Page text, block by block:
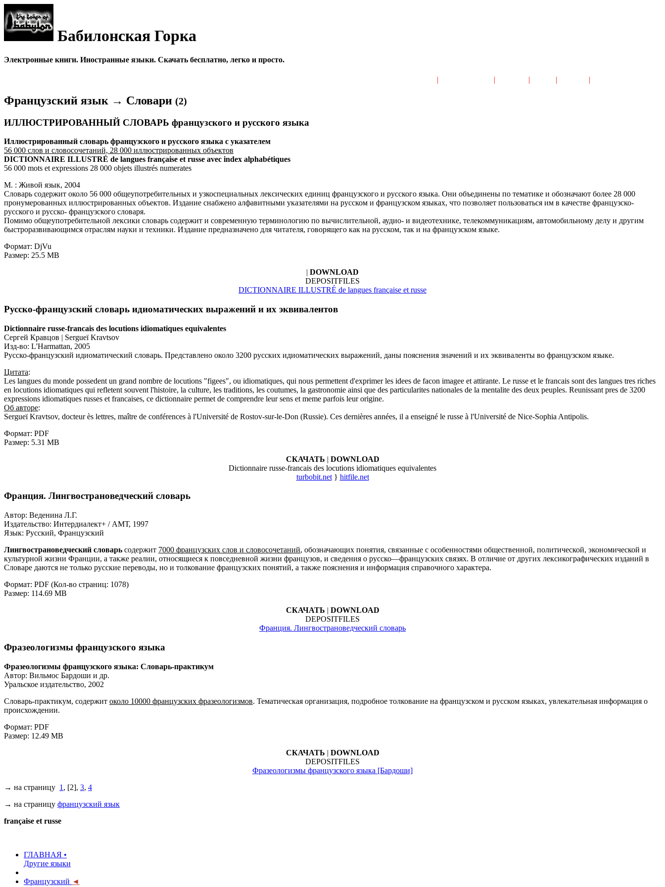
Бабилонская Горка
Электронные книги. Иностранные языки. Скачать бесплатно, легко и просто.
| | | | |
Французский язык → Словари (2)
ИЛЛЮСТРИРОВАННЫЙ СЛОВАРЬ французского и русского языка
Иллюстрированный словарь французского и русского языка c указателем
56 000 слов и словосочетаний, 28 000 иллюстрированных объектов
DICTIONNAIRE ILLUSTRÉ de langues française et russe avec index alphabétiques
56 000 mots et expressions 28 000 objets illustrés numerates
М. : Живой язык, 2004
Словарь содержит около 56 000 общеупотребительных и узкоспециальных лексических единиц французского и русского языка. Они объединены по тематике и обозначают более 28 000
пронумерованных иллюстрированных объектов. Издание снабжено алфавитными указателями на русском и французском языках, что позволяет пользоваться им в качестве французско-
русского и русско- французского словаря.
Помимо общеупотребительной лексики словарь содержит и современную терминологию по вычислительной, аудио- и видеотехнике, телекоммуникациям, автомобильному делу и другим
быстроразвивающимся отраслям науки и техники. Издание предназначено для читателя, говорящего как на русском, так и на французском языке.
Формат: DjVu
Размер: 25.5 MB
| DOWNLOAD
DEPOSITFILES
DICTIONNAIRE ILLUSTRÉ de langues française et russe
Русско-французский словарь идиоматических выражений и их эквивалентов
Dictionnaire russe-francais des locutions idiomatiques equivalentes
Сергей Кравцов | Sergueï Kravtsov
Изд-во: L'Harmattan, 2005
Русско-французский идиоматический словарь. Представлено около 3200 русских идиоматических выражений, даны пояснения значений и их эквиваленты во французском языке.
Цитата:
Les langues du monde possedent un grand nombre de locutions "figees", ou idiomatiques, qui nous permettent d'exprimer les idees de facon imagee et attirante. Le russe et le francais sont des langues tres riches
en locutions idiomatiques qui refletent souvent l'histoire, la culture, les traditions, les coutumes, la gastronomie ainsi que des particularites nationales de la mentalite des deux peuples. Reunissant pres de 3200
expressions idiomatiques russes et francaises, ce dictionnaire permet de comprendre leur sens et meme parfois leur origine.
Об авторе:
Sergueï Kravtsov, docteur ès lettres, maître de conférences à l'Université de Rostov-sur-le-Don (Russie). Ces dernières années, il a enseigné le russe à l'Université de Nice-Sophia Antipolis.
Формат: PDF
Размер: 5.31 MB
СКАЧАТЬ | DOWNLOAD
Dictionnaire russe-francais des locutions idiomatiques equivalentes
turbobit.net} hitfile.net
Франция. Лингвострановедческий словарь
Автор: Веденина Л.Г.
Издательство: Интердиалект+ / АМТ, 1997
Язык: Русский, Французский
Лингвострановедческий словарь содержит 7000 французских слов и словосочетаний, обозначающих понятия, связанные с особенностями общественной, политической, экономической и
культурной жизни Франции, а также реалии, относящиеся к повседневной жизни французов, и сведения о русско—французских связях. В отличие от других лексикографических изданий в
Словаре даются не только русские переводы, но и толкование французских понятий, а также пояснения и информация справочного характера.
Формат: PDF (Кол-во страниц: 1078)
Размер: 114.69 MB
СКАЧАТЬ | DOWNLOAD
DEPOSITFILES
Франция. Лингвострановедческий словарь
Фразеологизмы французского языка
Фразеологизмы французского языка: Словарь-практикум
Автор: Вильмос Бардоши и др.
Уральское издательство, 2002
Словарь-практикум, содержит около 10000 французских фразеологизмов. Тематическая организация, подробное толкование на французском и русском языках, увлекательная информация о
происхождении.
Формат: PDF
Размер: 12.49 MB
СКАЧАТЬ | DOWNLOAD
DEPOSITFILES
Фразеологизмы французского языка [Бардоши]
→ на страницу 1 , [2], 3, 4
→ на страницу французский язык
française et russe
ГЛАВНАЯ •
Другие языки
Французский ◄